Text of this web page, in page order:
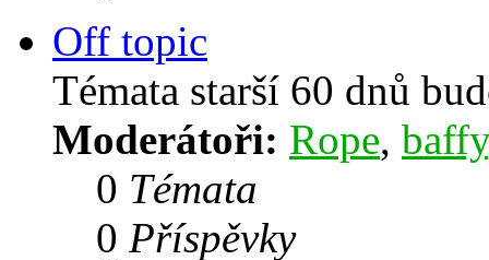
Off topic
Témata starší 60 dnů
Moderátoři: Rope, baffy
0 Témata
0 Příspěvky